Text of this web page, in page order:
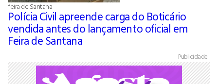
feira de Santana
Polícia Civil apreende carga do Boticário
vendida antes do lançamento oficial em
Feira de Santana
Publicidade